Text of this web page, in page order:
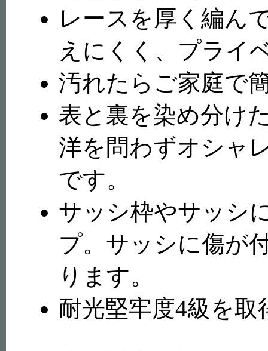
レースを厚く編ん
えにくく、プライ
汚れたらご家庭で
表と裏を染め分け
洋を問わずオシャ
です。
サッシ枠やサッシ
プ。サッシに傷が
ります。
耐光堅牢度4級を取